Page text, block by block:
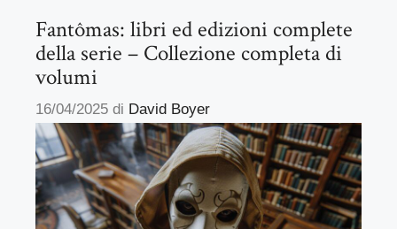
Fantômas: libri ed edizioni complete
della serie – Collezione completa di
volumi
16/04/2025 di David Boyer